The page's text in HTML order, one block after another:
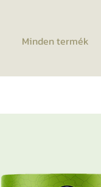
Minden termék